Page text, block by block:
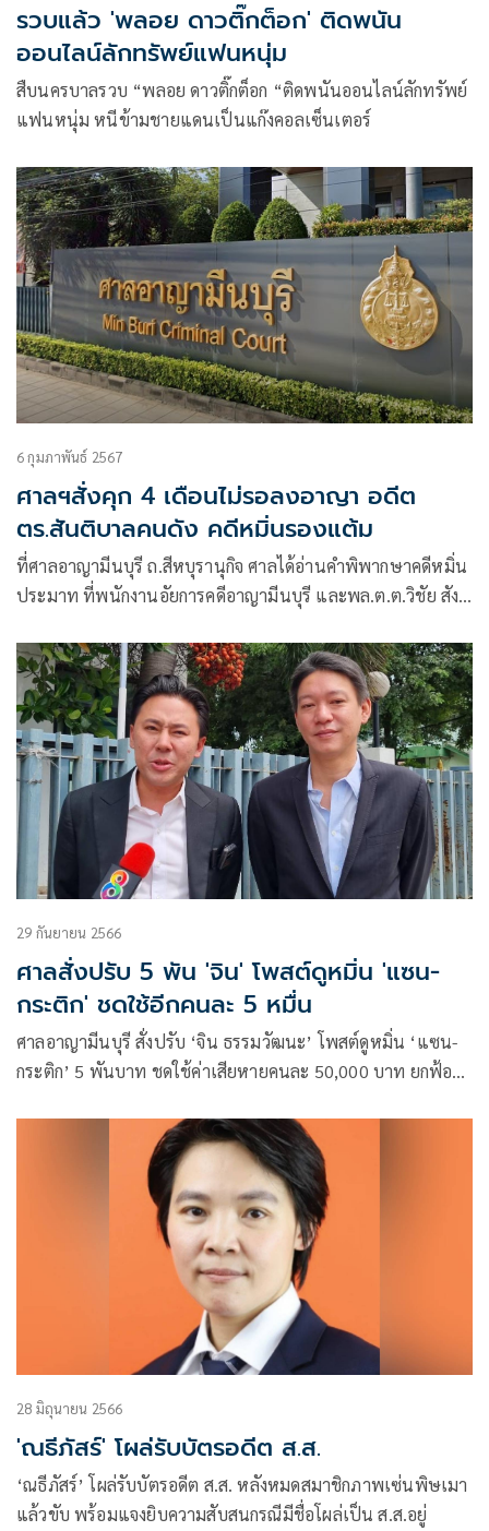
รวบแล้ว 'พลอย ดาวติ๊กต็อก' ติดพนัน
ออนไลน์ลักทรัพย์แฟนหนุ่ม
สืบนครบาลรวบ “พลอย ดาวติ๊กต็อก “ติดพนันออนไลน์ลักทรัพย์
แฟนหนุ่ม หนีข้ามชายแดนเป็นแก๊งคอลเซ็นเตอร์
6 กุมภาพันธ์ 2567
ศาลฯสั่งคุก 4 เดือนไม่รอลงอาญา อดีต
ตร.สันติบาลคนดัง คดีหมิ่นรองแต้ม
ที่ศาลอาญามีนบุรี ถ.สีหบุรานุกิจ ศาลได้อ่านคำพิพากษาคดีหมิ่น
ประมาท ที่พนักงานอัยการคดีอาญามีนบุรี และพล.ต.ต.วิชัย สังข์
กันเป็นโจทก์ยื่นฟ้องนายสันธนะ ประยูรรัตน์ อดีตนายตำรวจ
สันติบาล เป็นจำเลยในความผิดฐานหมิ่นประมาท ผู้อื่นพร้อม
เรียกค่าเสียหาย
29 กันยายน 2566
ศาลสั่งปรับ 5 พัน 'จิน' โพสต์ดูหมิ่น 'แซน-
กระติก' ชดใช้อีกคนละ 5 หมื่น
ศาลอาญามีนบุรี สั่งปรับ ‘จิน ธรรมวัฒนะ’ โพสต์ดูหมิ่น ‘แซน-
กระติก’ 5 พันบาท ชดใช้ค่าเสียหายคนละ 50,000 บาท ยกฟ้อง
28 มิถุนายน 2566
'ณธีภัสร์' โผล่รับบัตรอดีต ส.ส.
‘ณธีภัสร์’ โผล่รับบัตรอดีต ส.ส. หลังหมดสมาชิกภาพเซ่นพิษเมา
แล้วขับ พร้อมแจงยิบความสับสนกรณีมีชื่อโผล่เป็น ส.ส.อยู่